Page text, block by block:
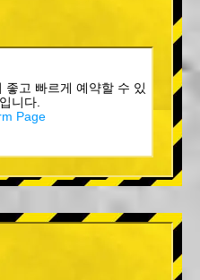
고 빠르게 예약할 수 있
니다.
Page